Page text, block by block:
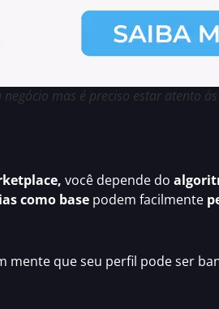
mas é preciso estar atento
você depende do
como base podem facilmente
mente que seu perfil pode ser